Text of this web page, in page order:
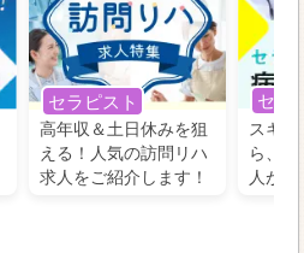
セラピスト
高年収＆土日休みを狙
える！人気の訪問リハ
求人をご紹介します！
セラ
スキル
ら、
人が